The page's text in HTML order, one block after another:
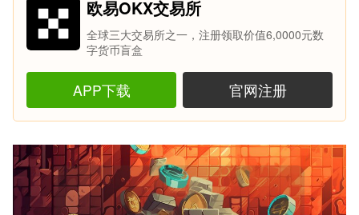
欧易OKX交易所
全球三大交易所之一，注册领取价值6,0000元数
字货币盲盒
APP下载 官网注册